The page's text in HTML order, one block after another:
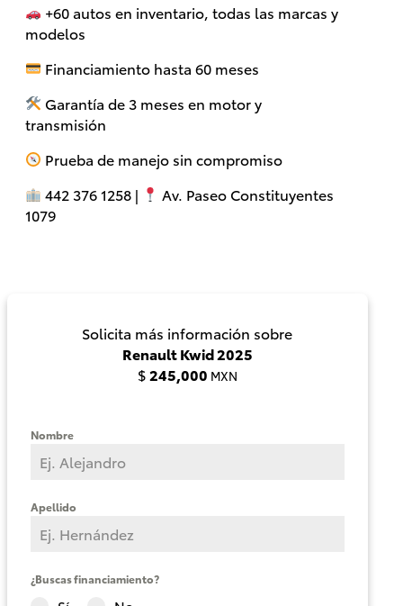
GR Yaris
DESDE
Supra
DESDE
$1,508,900
+60 autos en inventario, todas las marcas y
modelos
Financiamiento hasta 60 meses
Garantía de 3 meses en motor y
transmisión
Prueba de manejo sin compromiso
442 376 1258 |
Av. Paseo Constituyentes
1079
Solicita más información sobre
Renault Kwid 2025
$245,000 MXN
Nombre
Apellido
¿Buscas financiamiento?